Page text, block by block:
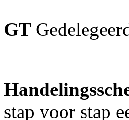
GT
stap voor stap